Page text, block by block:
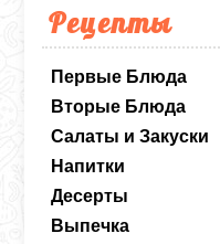
Рецепты
Первые Блюда
Вторые Блюда
Салаты и Закуски
Напитки
Десерты
Выпечка